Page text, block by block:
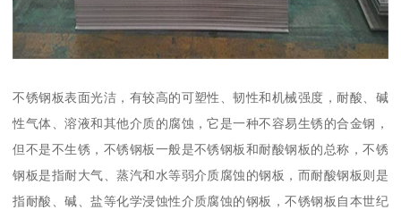
不锈钢板表面光洁，有较高的可塑性、韧性和机械强度，耐酸、碱
性气体、溶液和其他介质的腐蚀，它是一种不容易生锈的合金钢，
但不是不生锈，不锈钢板一般是不锈钢板和耐酸钢板的总称，不锈
钢板是指耐大气、蒸汽和水等弱介质腐蚀的钢板，而耐酸钢板则是
指耐酸、碱、盐等化学浸蚀性介质腐蚀的钢板，不锈钢板自本世纪